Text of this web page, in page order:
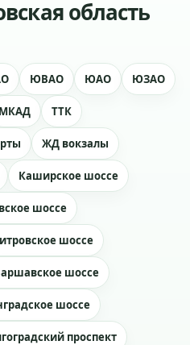
область
ЮВАО ЮАО ЮЗАО
МКАД ТТК
ЖД вокзалы
Каширское шоссе
шоссе
шоссе
шоссе
шоссе
проспект